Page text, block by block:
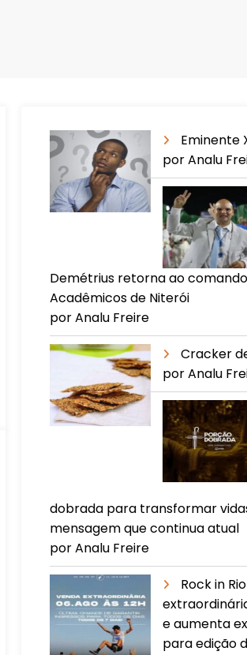
Eminente
por Analu
Demétrius retorna ao
Acadêmicos de Niterói
por Analu Freire
Cracker
por Analu
dobrada para transformar
mensagem que continua atual
por Analu Freire
Rock in
e aumenta
para edição